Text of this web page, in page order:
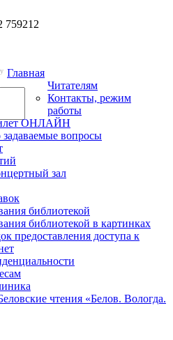
759212
Главная
Читателям
Контакты, режим
работы
ОНЛАЙН
вопросы
зал
библиотекой
библиотекой в картинках
предоставления доступа к
чтения «Белов. Вологда.